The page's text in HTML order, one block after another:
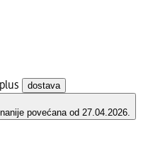
dostava
nije povećana od 27.04.2026.